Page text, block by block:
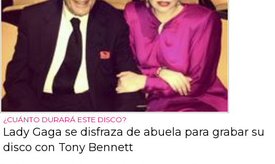
¿CUÁNTO DURARÁ ESTE DISCO?
Lady Gaga se disfraza de abuela para grabar su
disco con Tony Bennett